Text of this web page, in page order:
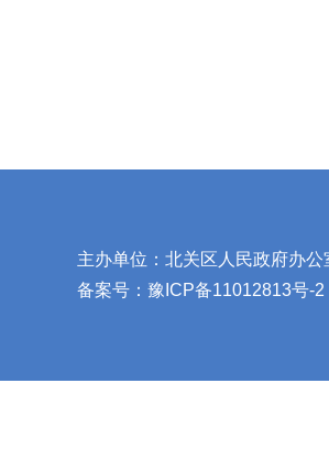
主办单位：北关区人民政府办
备案号： 豫ICP备11012813号-2